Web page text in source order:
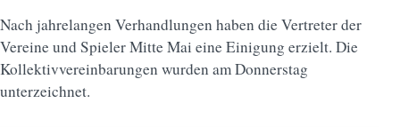
Nach jahrelangen Verhandlungen haben die Vertreter der
Vereine und Spieler Mitte Mai eine Einigung erzielt. Die
Kollektivvereinbarungen wurden am Donnerstag
unterzeichnet.